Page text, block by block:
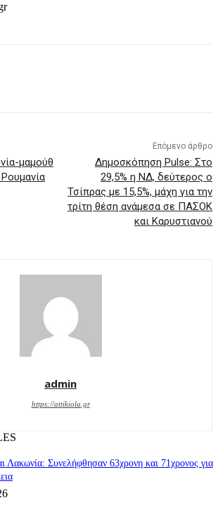
μαμούθ
Επόμενο άρθρο
Δημοσκόπηση Pulse: Στο
29,5% η ΝΔ, δεύτερος ο
Τσίπρας με 15,5%, μάχη για την
τρίτη θέση ανάμεσα σε ΠΑΣΟΚ
και Καρυστιανού
admin
https://attikiola.gr
Λακωνία: Συνελήφθησαν 63χρονη και 71χρονος για